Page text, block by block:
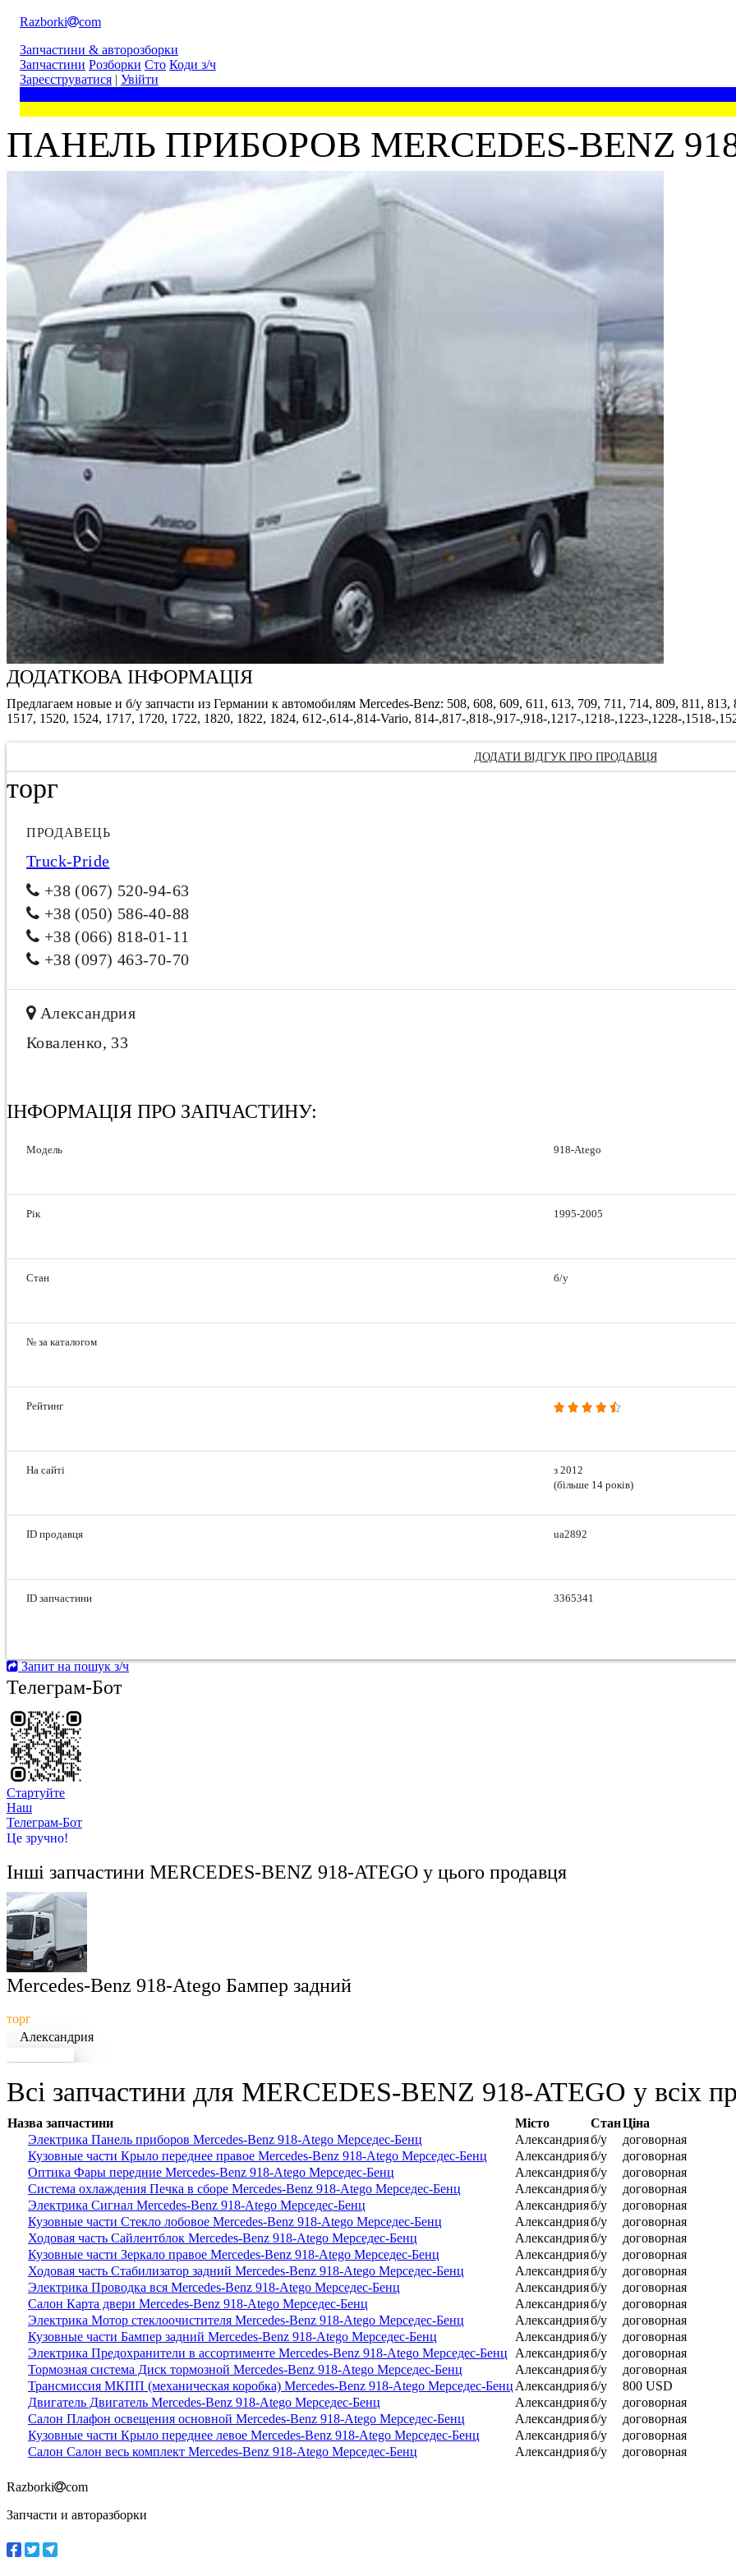
Razborki
com
Запчастини & авторозборки
Запчастини Розборки Сто Коди з/ч
Зареєструватися | Увійти
ПАНЕЛЬ ПРИБОРОВ MERCEDES-BENZ
ДОДАТКОВА ІНФОРМАЦІЯ
Предлагаем новые и б/у запчасти из Германии к автомобилям Mercedes-Benz: 508, 608, 609, 611, 613, 709, 711, 714, 809, 811,
1517, 1520, 1524, 1717, 1720, 1722, 1820, 1822, 1824, 612-,614-,814-Vario, 814-,817-,818-,917-,918-,1217-,1218-,1223-,1228-,1518-
ДОДАТИ ВІДГУК ПРО ПРОДАВЦЯ
торг
ПРОДАВЕЦЬ
Truck-Pride
+38 (067) 520-94-63
+38 (050) 586-40-88
+38 (066) 818-01-11
+38 (097) 463-70-70
Александрия
Коваленко, 33
ІНФОРМАЦІЯ ПРО ЗАПЧАСТИНУ:
Модель 918-Atego
Рік 1995-2005
Стан б/у
№ за каталогом
Рейтинг
На сайті
з 2012
(більше 14 років)
ID продавця ua2892
ID запчастини 3365341
Запит на пошук з/ч
Телеграм-Бот
Стартуйте
Hаш
Телеграм-Бот
Це зручно!
Інші запчастини MERCEDES-BENZ 918-ATEGO у цього продавця
Mercedes-Benz 918-Atego Бампер задний
торг
Александрия
Всі запчастини для MERCEDES-BENZ 918-ATEGO у всіх
Назва запчастини Місто СтанЦіна
Электрика Панель приборов Mercedes-Benz 918-Atego Мерседес-Бенц
Александрияб/у
договорная
Кузовные части Крыло переднее правое Mercedes-Benz 918-Atego Мерседес-Бенц
Александрияб/у
договорная
Оптика Фары передние Mercedes-Benz 918-Atego Мерседес-Бенц
Александрияб/у
договорная
Система охлаждения Печка в сборе Mercedes-Benz 918-Atego Мерседес-Бенц
Александрияб/у
договорная
Электрика Сигнал Mercedes-Benz 918-Atego Мерседес-Бенц
Александрияб/у
договорная
Кузовные части Стекло лобовое Mercedes-Benz 918-Atego Мерседес-Бенц
Александрияб/у
договорная
Ходовая часть Сайлентблок Mercedes-Benz 918-Atego Мерседес-Бенц
Александрияб/у
договорная
Кузовные части Зеркало правое Mercedes-Benz 918-Atego Мерседес-Бенц
Александрияб/у
договорная
Ходовая часть Стабилизатор задний Mercedes-Benz 918-Atego Мерседес-Бенц
Александрияб/у
договорная
Электрика Проводка вся Mercedes-Benz 918-Atego Мерседес-Бенц
Александрияб/у
договорная
Салон Карта двери Mercedes-Benz 918-Atego Мерседес-Бенц
Александрияб/у
договорная
Электрика Мотор стеклоочистителя Mercedes-Benz 918-Atego Мерседес-Бенц
Александрияб/у
договорная
Кузовные части Бампер задний Mercedes-Benz 918-Atego Мерседес-Бенц
Александрияб/у
договорная
Электрика Предохранители в ассортименте Mercedes-Benz 918-Atego Мерседес-Бенц
Александрияб/у
договорная
Тормозная система Диск тормозной Mercedes-Benz 918-Atego Мерседес-Бенц
Александрияб/у
договорная
Трансмиссия МКПП (механическая коробка) Mercedes-Benz 918-Atego Мерседес-Бенц Александрияб/у
800 USD
Двигатель Двигатель Mercedes-Benz 918-Atego Мерседес-Бенц
Александрияб/у
договорная
Салон Плафон освещения основной Mercedes-Benz 918-Atego Мерседес-Бенц
Александрияб/у
договорная
Кузовные части Крыло переднее левое Mercedes-Benz 918-Atego Мерседес-Бенц
Александрияб/у
договорная
Салон Салон весь комплект Mercedes-Benz 918-Atego Мерседес-Бенц
Александрияб/у договорная
Razborki
com
Запчасти и авторазборки